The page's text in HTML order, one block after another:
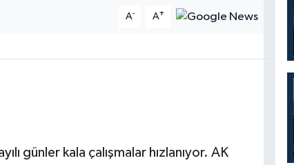
A- A+
günler kala çalışmalar hızlanıyor. AK